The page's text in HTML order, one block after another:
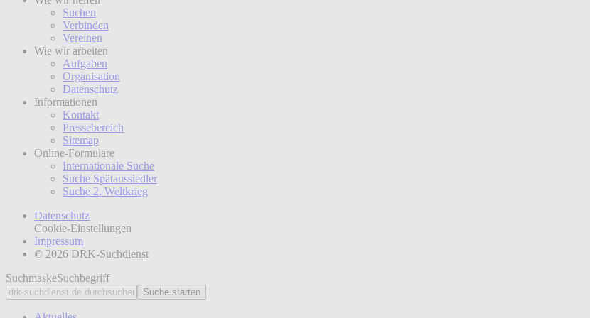
Suchen
Verbinden
Vereinen
Wie wir arbeiten
Aufgaben
Organisation
Datenschutz
Informationen
Kontakt
Pressebereich
Sitemap
Online-Formulare
Internationale Suche
Suche Spätaussiedler
Suche 2. Weltkrieg
Datenschutz
Cookie-Einstellungen
Impressum
© 2026 DRK-Suchdienst
SuchmaskeSuchbegriff
Suche starten